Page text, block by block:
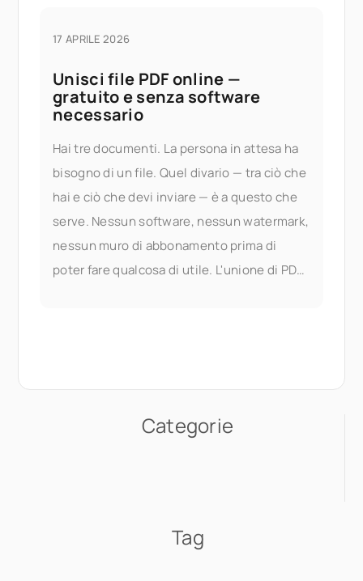
17 APRILE 2026
Unisci file PDF online —
gratuito e senza software
necessario
Hai tre documenti. La persona in attesa ha
bisogno di un file. Quel divario — tra ciò che
hai e ciò che devi inviare — è a questo che
serve. Nessun software, nessun watermark,
nessun muro di abbonamento prima di
poter fare qualcosa di utile. L'unione di PDF
Categorie
Tag